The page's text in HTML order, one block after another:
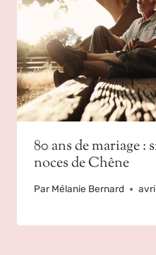
80 ans de mariage :
noces de Chêne
Par Mélanie Bernard